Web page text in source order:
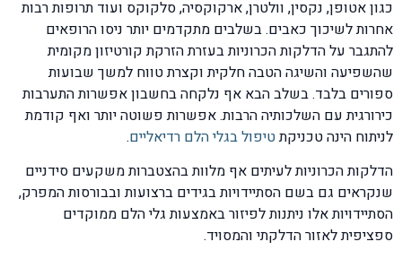
כגון אטופן, נקסין, וולטרן, ארקוקסיה, סלקוקס ועוד תרופות רבות
אחרות לשיכוך כאבים. בשלבים מתקדמים יותר ניסו הרופאים
להתגבר על הדלקות הכרוניות בעזרת הזרקת קורטיזון מקומית
שהשפיעה והשיגה הטבה חלקית וקצרת טווח למשך שבועות
ספורים בלבד. בשלב הבא אף נלקחה בחשבון אפשרות התערבות
כירורגית עם השלכותיה הרבות. אפשרות פשוטה יותר ואף קודמת
לניתוח הינה טכניקתטיפול בגלי הלם רדיאליים.
הדלקות הכרוניות לעיתים אף מלוות בהצטברות משקעים סידניים
שנקראים גם בשם הסתיידויות בגידים ברצועות ובבורסות המפרק,
הסתיידויות אלו ניתנות לפיזור באמצעות גלי הלם ממוקדים
ספציפית לאזור הדלקתי והמסויד.